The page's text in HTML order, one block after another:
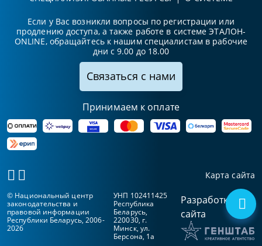
Если у Вас возникли вопросы по регистрации или
продлению доступа, а также работе в системе ЭТАЛОН-
ONLINE, обращайтесь к нашим специалистам в рабочие
дни с 9.00 до 18.00
Связаться с нами
Принимаем к оплате
Карта сайта
© Национальный центр
законодательства и
правовой информации
Республики Беларусь, 2006-
2026
УНП 102411425
Республика
Беларусь,
220030, г.
Минск, ул.
Берсона, 1а
Разработка
сайта